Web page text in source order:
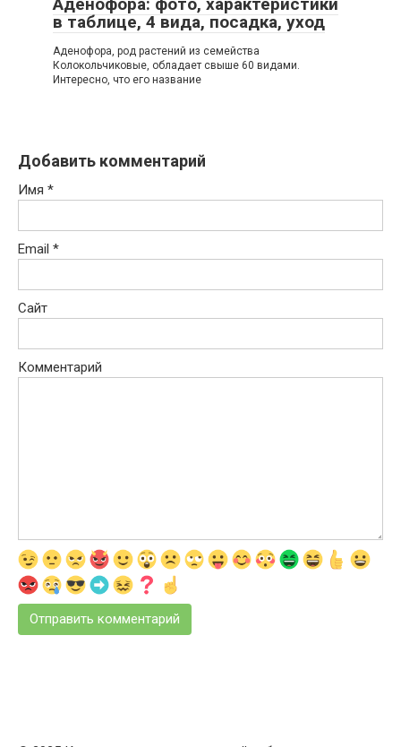
Аденофора: фото, характеристики
в таблице, 4 вида, посадка, уход
Аденофора, род растений из семейства
Колокольчиковые, обладает свыше 60 видами.
Интересно, что его название
Добавить комментарий
Имя *
Email *
Сайт
Комментарий